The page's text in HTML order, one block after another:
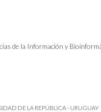
de la Información y
DE LA REPÚBLICA - URUGUAY